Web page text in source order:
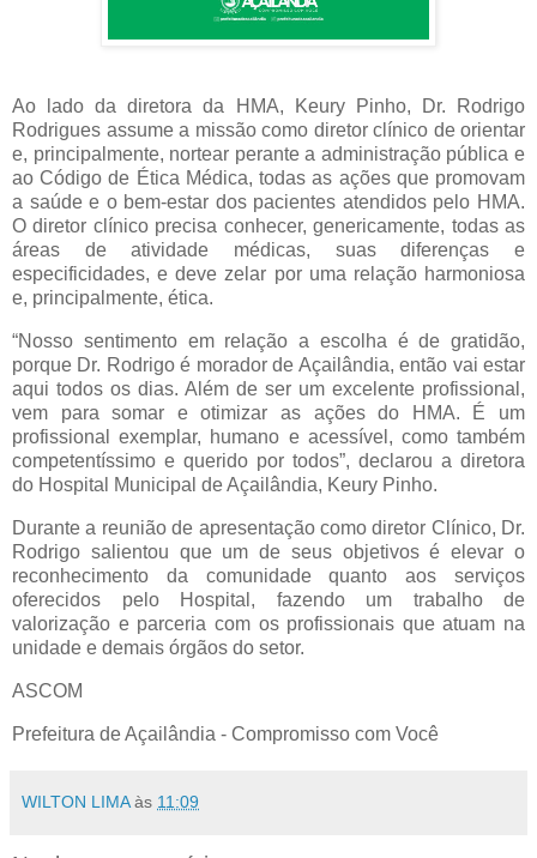
Ao lado da diretora da HMA, Keury Pinho, Dr. Rodrigo
Rodrigues assume a missão como diretor clínico de orientar
e, principalmente, nortear perante a administração pública e
ao Código de Ética Médica, todas as ações que promovam
a saúde e o bem-estar dos pacientes atendidos pelo HMA.
O diretor clínico precisa conhecer, genericamente, todas as
áreas de atividade médicas, suas diferenças e
especificidades, e deve zelar por uma relação harmoniosa
e, principalmente, ética.
“Nosso sentimento em relação a escolha é de gratidão,
porque Dr. Rodrigo é morador de Açailândia, então vai estar
aqui todos os dias. Além de ser um excelente profissional,
vem para somar e otimizar as ações do HMA. É um
profissional exemplar, humano e acessível, como também
competentíssimo e querido por todos”, declarou a diretora
do Hospital Municipal de Açailândia, Keury Pinho.
Durante a reunião de apresentação como diretor Clínico, Dr.
Rodrigo salientou que um de seus objetivos é elevar o
reconhecimento da comunidade quanto aos serviços
oferecidos pelo Hospital, fazendo um trabalho de
valorização e parceria com os profissionais que atuam na
unidade e demais órgãos do setor.
ASCOM
Prefeitura de Açailândia - Compromisso com Você
WILTON LIMA às 11:09